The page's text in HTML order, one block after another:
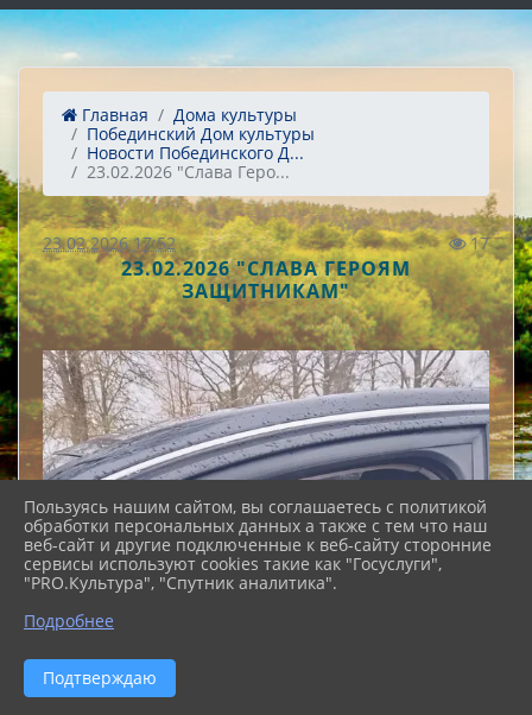
Главная
Дома культуры
Побединский Дом культуры
Новости Побединского Д...
23.02.2026 "Слава Геро...
23.02.2026 17:52 17
23.02.2026 "СЛАВА ГЕРОЯМ
ЗАЩИТНИКАМ"
Пользуясь нашим сайтом, вы соглашаетесь с политикой
обработки персональных данных а также с тем что наш
веб-сайт и другие подключенные к веб-сайту сторонние
сервисы используют cookies такие как "Госуслуги",
"PRO.Культура", "Спутник аналитика".
Подробнее
Подтверждаю